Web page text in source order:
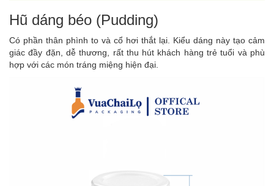
Hũ dáng béo (Pudding)
Có phần thân phình to và cổ hơi thắt lại. Kiểu dáng này tạo cảm
giác đầy đặn, dễ thương, rất thu hút khách hàng trẻ tuổi và phù
hợp với các món tráng miệng hiện đại.